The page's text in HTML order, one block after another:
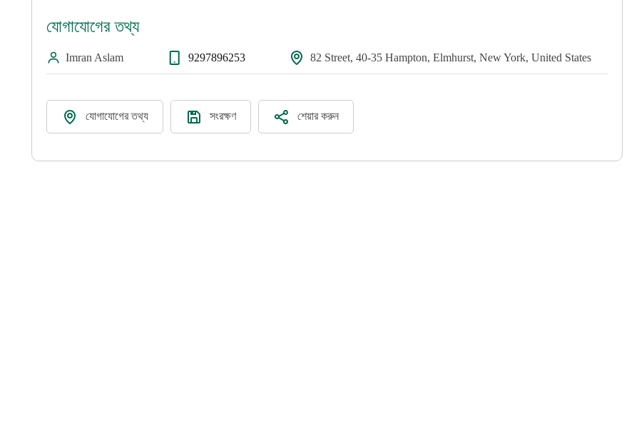
যোগাযোগের তথ্য
Imran Aslam 9297896253 82 Street, 40-35 Hampton, Elmhurst, New York, United States
যোগাযোগের তথ্য সংরক্ষণ শেয়ার করুন